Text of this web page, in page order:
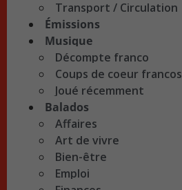
Transport / Circulation
Émissions
Musique
Décompte franco
Coups de coeur francos
Joué récemment
Balados
Affaires
Art de vivre
Bien-être
Emploi